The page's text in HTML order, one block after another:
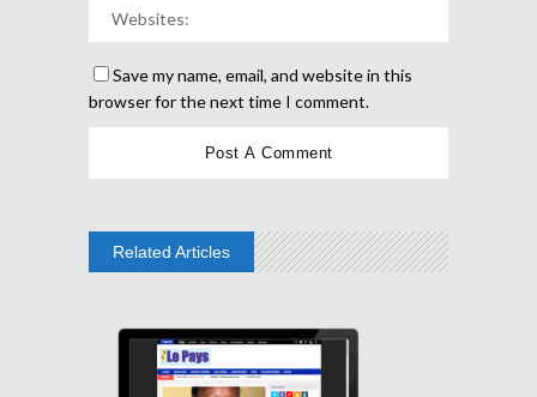
Save my name, email, and website in this
browser for the next time I comment.
Related Articles